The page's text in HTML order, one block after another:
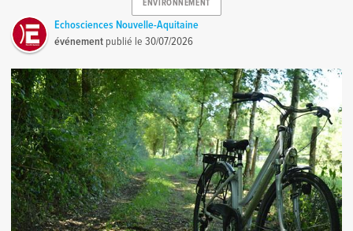
ENVIRONNEMENT
Echosciences Nouvelle-Aquitaine
événement publié le30/07/2026